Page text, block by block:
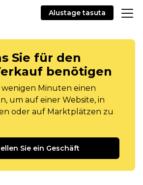
Alustage tasuta
Sie für den
benötigen
wenigen Minuten einen
um auf einer Website, in
oder auf Marktplätzen zu
Sie ein Geschäft